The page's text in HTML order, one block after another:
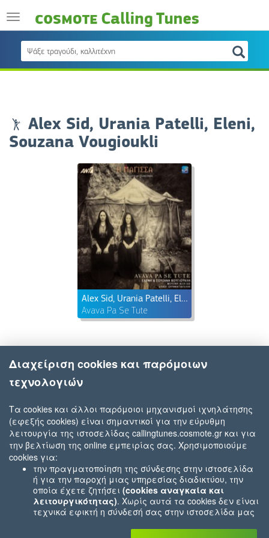
Alex Sid, Urania Patelli, Eleni,
Souzana Vougioukli
Alex Sid, Urania Patelli, Eleni, Souzana Vougioukli
Avava Pa Se Tute
Διαχείριση cookies και παρόμοιων
τεχνολογιών
Τα cookies και άλλοι παρόμοιοι μηχανισμοί ιχνηλάτησης
(εφεξής cookies) είναι σημαντικοί για την εύρυθμη
λειτουργία της ιστοσελίδας callingtunes.cosmote.gr και για
την βελτίωση της online εμπειρίας σας. Χρησιμοποιούμε
cookies για:
την πραγματοποίηση της σύνδεσης στην ιστοσελίδα
ή για την παροχή μιας υπηρεσίας διαδικτύου, την
οποία έχετε ζητήσει (cookies αναγκαία και
λειτουργικότητας). Χωρίς αυτά τα cookies δεν είναι
τεχνικά εφικτή η σύνδεσή σας στην ιστοσελίδα μας
που εσείς μας ζητήσατε (π.χ.cookies που αφορούν